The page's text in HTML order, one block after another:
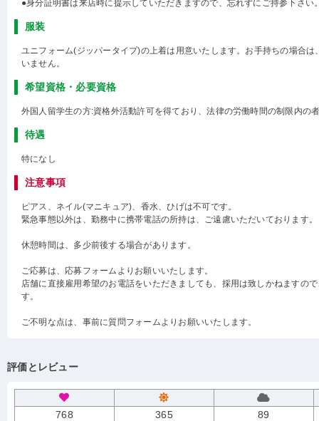
●身分証明書は来店時に提示していただきますので、忘れずにご持参下さい
服装
ユニフォーム(ジッパータイプ)の上着は用意いたします。お手持ちの場合は
いません。
希望資格・必要資格
外国人留学生の方:資格外活動許可を得ており、法律の労働時間の制限内の
待遇
特になし
注意事項
ピアス、ネイル(マニキュア)、香水、ひげは不可です。
緊急事態以外は、勤務中に携帯電話の所持は、ご遠慮いただいております。
休憩時間は、多少前後する場合があります。
ご応募は、応募フォームよりお願いいたします。
店舗に直接雇用希望のお電話をいただきましても、採用は致しかねますの
す。
ご不明な点は、事前に質問フォームよりお願いいたします。
評価とレビュー
768 365 89